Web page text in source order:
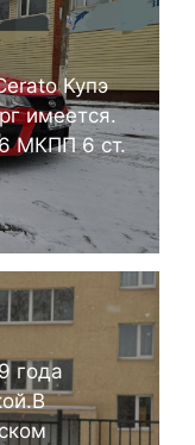
Купэ
имеется.
МКПП 6 ст.
года